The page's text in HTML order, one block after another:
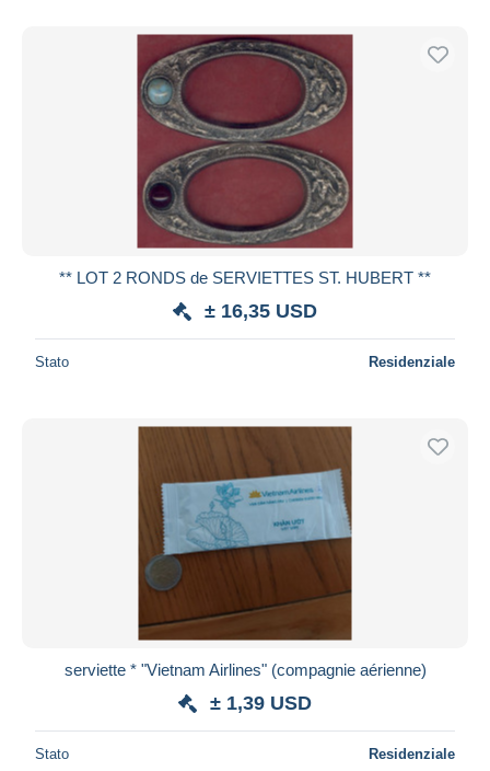
Spedizione gratuita
Metodi di pagamento
PayPal
Bonifico bancario
Visa
Mastercard
Bancontact
Residenza del venditore
Aggiorna
** LOT 2 RONDS de SERVIETTES ST. HUBERT **
± 16,35 USD
Stato Residenziale
serviette * "Vietnam Airlines" (compagnie aérienne)
± 1,39 USD
Stato Residenziale